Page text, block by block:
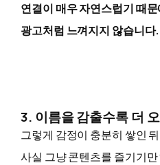
연결이 매우 자연스럽기 때
광고처럼 느껴지지 않습니다.
3. 이름을 감출수록 더
그렇게 감정이 충분히 쌓인
사실 그냥 콘텐츠를 즐기기만